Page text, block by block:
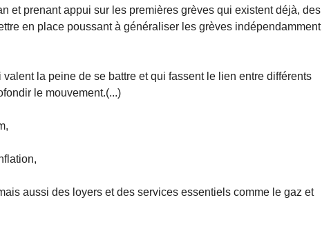
et prenant appui sur les premières grèves qui existent déjà, des
en place poussant à généraliser les grèves indépendamment
la peine de se battre et qui fassent le lien entre différents
le mouvement.(...)
aussi des loyers et des services essentiels comme le gaz et